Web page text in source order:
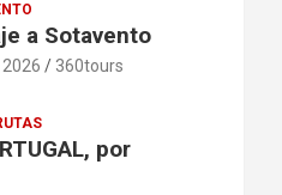
a Sotavento
360tours
por